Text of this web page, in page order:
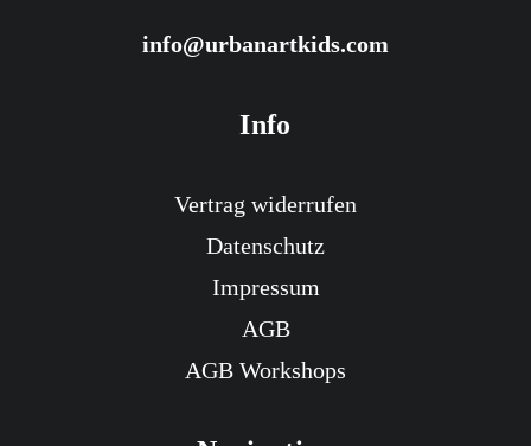
info@urbanartkids.com
Info
Vertrag widerrufen
Datenschutz
Impressum
AGB
AGB Workshops